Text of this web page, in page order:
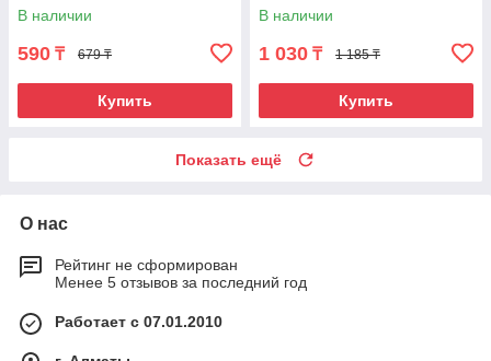
В наличии
590 ₸ 679 ₸
Купить
В наличии
1 030 ₸ 1 185 ₸
Купить
Показать ещё
О нас
Рейтинг не сформирован
Менее 5 отзывов за последний год
Работает с 07.01.2010